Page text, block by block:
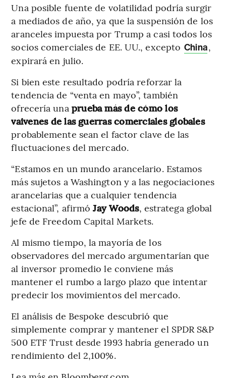
Una posible fuente de volatilidad podría surgir
a mediados de año, ya que la suspensión de los
aranceles impuesta por Trump a casi todos los
socios comerciales de EE. UU., excepto China,
expirará en julio.
Si bien este resultado podría reforzar la
tendencia de “venta en mayo”, también
ofrecería una prueba más de cómo los
vaivenes de las guerras comerciales globales
probablemente sean el factor clave de las
fluctuaciones del mercado.
“Estamos en un mundo arancelario. Estamos
más sujetos a Washington y a las negociaciones
arancelarias que a cualquier tendencia
estacional”, afirmóJay Woods, estratega global
jefe de Freedom Capital Markets.
Al mismo tiempo, la mayoría de los
observadores del mercado argumentarían que
al inversor promedio le conviene más
mantener el rumbo a largo plazo que intentar
predecir los movimientos del mercado.
El análisis de Bespoke descubrió que
simplemente comprar y mantener el SPDR S&P
500 ETF Trust desde 1993 habría generado un
rendimiento del 2,100%.